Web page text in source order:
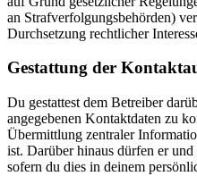
an Strafverfolgungsbehörden)
Durchsetzung rechtlicher
Gestattung der
Du gestattest dem Betreiber
angegebenen Kontaktdaten zu
Übermittlung zentraler
ist. Darüber hinaus dürfen er
sofern du dies in deinem